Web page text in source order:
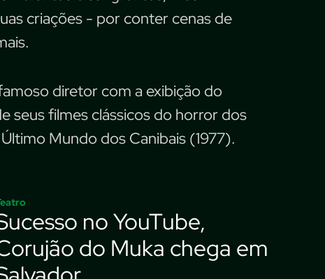
criações - por conter cenas de
diretor com a exibição do
seus filmes clássicos do horror dos
Mundo dos Canibais (1977).
no YouTube,
do Muka chega em